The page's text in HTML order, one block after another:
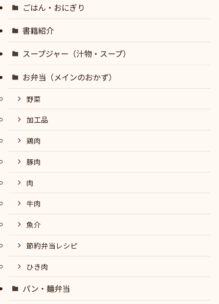
ごはん・おにぎり
書籍紹介
スープジャー（汁物・スープ）
お弁当（メインのおかず）
野菜
加工品
鶏肉
豚肉
肉
牛肉
魚介
節約弁当レシピ
ひき肉
パン・麺弁当